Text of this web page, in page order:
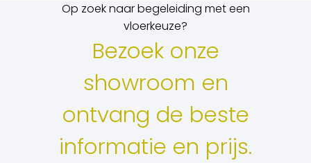
Op zoek naar begeleiding met een
vloerkeuze?
Bezoek onze
showroom en
ontvang de beste
informatie en prijs.